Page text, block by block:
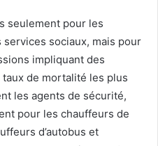
seulement pour les
sociaux, mais pour
impliquant des
de mortalité les plus
les agents de sécurité,
pour les chauffeurs de
d’autobus et